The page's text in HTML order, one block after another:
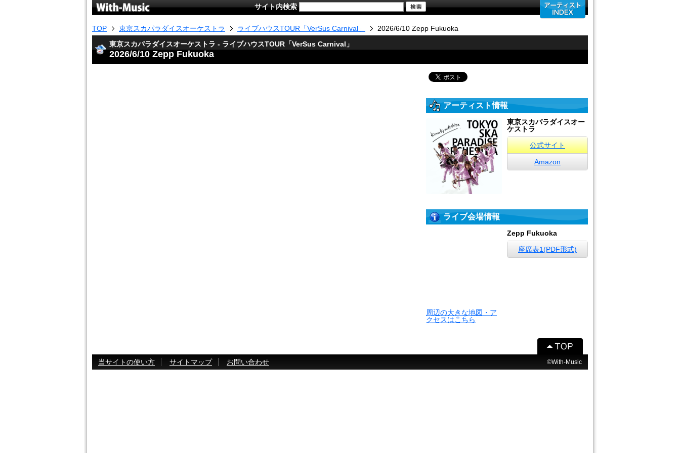
サイト内検索
TOP 東京スカパラダイスオーケストラ ライブハウスTOUR「VerSus Carnival」
2026/6/10 Zepp Fukuoka
東京スカパラダイスオーケストラ - ライブハウスTOUR「VerSus Carnival」
2026/6/10 Zepp Fukuoka
アーティスト情報
東京スカパラダイスオー
ケストラ
公式サイト
Amazon
ライブ会場情報
周辺の大きな地図・ア
クセスはこちら
Zepp Fukuoka
座席表1(PDF形式)
当サイトの使い方 サイトマップ お問い合わせ ©With-Music